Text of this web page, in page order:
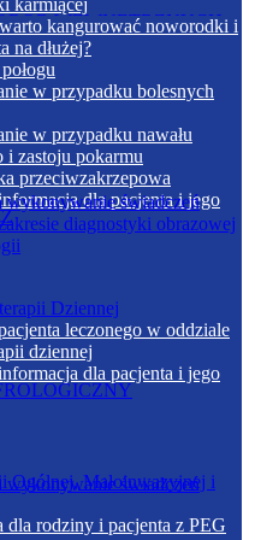
WEWNĘTRZNYCH
karmiącej
kangurować noworodki i
na dłużej?
w przypadku bolesnych
w przypadku nawału
i zastoju pokarmu
przeciwzakrzepowa
dla pacjenta i jego
Dziennej
leczonego w oddziale
dziennej
dla pacjenta i jego
Ogólnej, Małoinwazyjnej i
dla rodziny i pacjenta z PEG
wykonywanie świadczeń
diagnostyki obrazowej
wykonywanie świadczeń